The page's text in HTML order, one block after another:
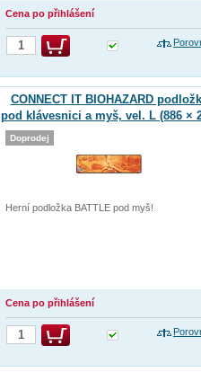
Cena po přihlášení
CONNECT IT BIOHAZARD
pod klávesnici a myš, vel. L (886 ×
Herní podložka BATTLE pod myš!
Cena po přihlášení
Doprodej